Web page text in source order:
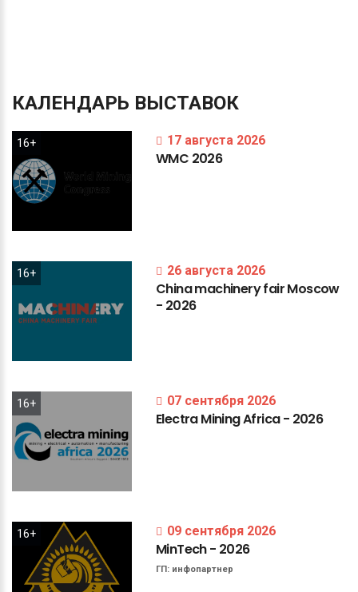
КАЛЕНДАРЬ ВЫСТАВОК
16+ 17 августа 2026
WMC 2026
16+ 26 августа 2026
ChinamachineryfairMoscow
- 2026
16+ 07 сентября 2026
ElectraMiningAfrica- 2026
16+ 09 сентября 2026
MinTech- 2026
ГП: инфопартнер